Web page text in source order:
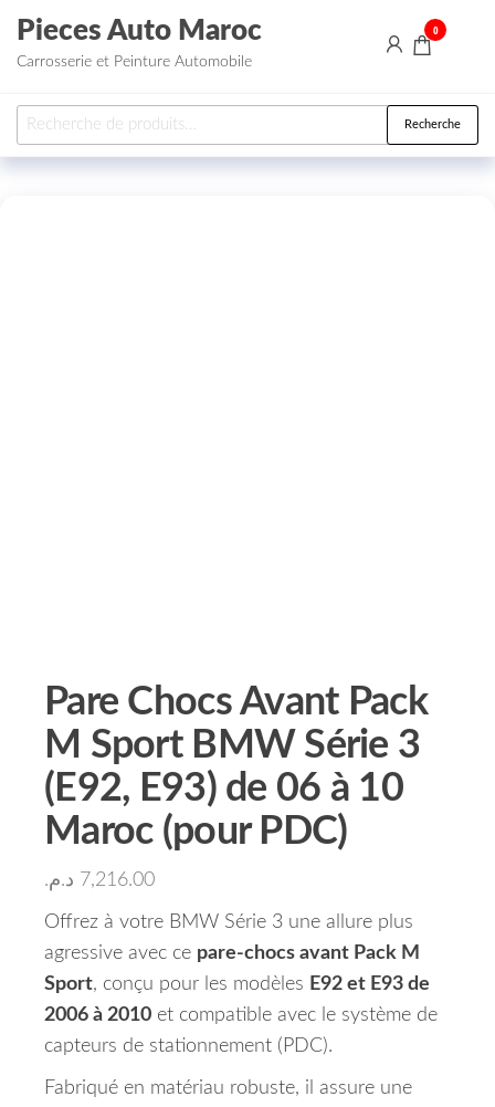
Aller au contenu
Pieces Auto Maroc
Carrosserie et Peinture Automobile
0
Recherche pour : Recherche
Pare Chocs Avant Pack
M Sport BMW Série 3
(E92, E93) de 06 à 10
Maroc (pour PDC)
7,216.00 د.م.
Offrez à votre BMW Série 3 une allure plus
agressive avec ce pare-chocs avant Pack M
Sport, conçu pour les modèles E92 et E93 de
2006 à 2010 et compatible avec le système de
capteurs de stationnement (PDC).
Fabriqué en matériau robuste, il assure une